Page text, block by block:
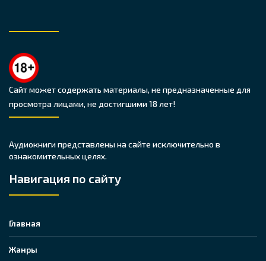
Сайт может содержать материалы, не предназначенные для
просмотра лицами, не достигшими 18 лет!
Аудиокниги представлены на сайте исключительно в
ознакомительных целях.
Навигация по сайту
Главная
Жанры